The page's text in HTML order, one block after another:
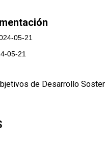
05-21
05-21
de Desarrollo